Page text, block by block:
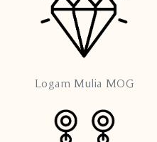
Logam Mulia MOG